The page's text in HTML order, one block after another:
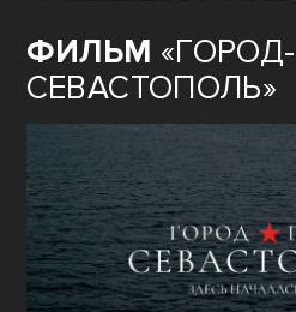
ФИЛЬМ
СЕВАСТОПОЛЬ»